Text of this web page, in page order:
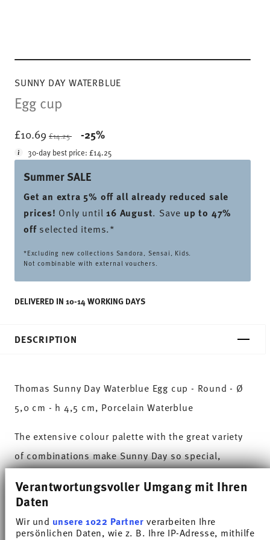
Verantwortungsvoller Umgang mit Ihren
Daten
Wir und unsere 1022 Partnerverarbeiten Ihre
persönlichen Daten, wie z. B. Ihre IP-Adresse, mithilfe
SUNNY DAY WATERBLUE
Egg cup
£10.69 Price reduced from
£14.25 -25%
30-day best price:£14.25
Summer SALE
Get an extra 5% off all already reduced sale
prices! Only until16 August. Save up to 47%
offselected items.*
*Excluding new collections Sandora, Sensai, Kids.
Not combinable with external vouchers.
DELIVERED IN 10-14 WORKING DAYS
DESCRIPTION
Thomas Sunny Day Waterblue Egg cup - Round - Ø
5,0 cm - h 4,5 cm, Porcelain Waterblue
The extensive colour palette with the great variety
of combinations make Sunny Day so special,
worlds of every kind. Sunny Day’s pleasing and
unique.HAVE A SUNNY DAY!